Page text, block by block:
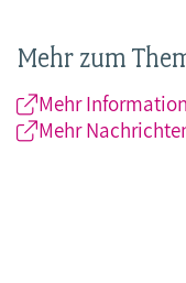
Mehr zum
Mehr
Mehr